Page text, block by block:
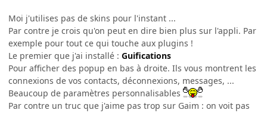
Moi j'utilises pas de skins pour l'instant ...
Par contre je crois qu'on peut en dire bien plus sur l'appli. Par
exemple pour tout ce qui touche aux plugins !
Le premier que j'ai installé : Guifications
Pour afficher des popup en bas à droite. Ils vous montrent les
connexions de vos contacts, déconnexions, messages, ...
Beaucoup de paramètres personnalisables
Par contre un truc que j'aime pas trop sur Gaim : on voit pas